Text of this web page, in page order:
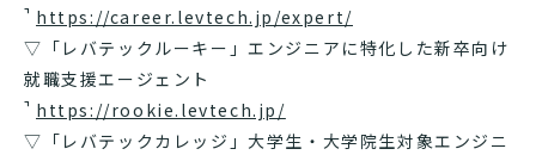
https://career.levtech.jp/expert/
▽「レバテックルーキー」エンジニアに特化した新卒向け
就職支援エージェント
https://rookie.levtech.jp/
▽「レバテックカレッジ」大学生・大学院生対象エンジニ